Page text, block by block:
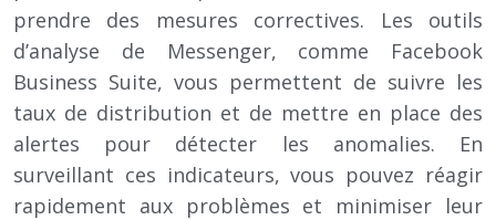
prendre des mesures correctives. Les outils
d’analyse de Messenger, comme Facebook
Business Suite, vous permettent de suivre les
taux de distribution et de mettre en place des
alertes pour détecter les anomalies. En
surveillant ces indicateurs, vous pouvez réagir
rapidement aux problèmes et minimiser leur